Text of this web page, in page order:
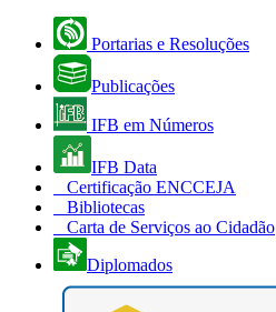
Portarias e Resoluções
Publicações
IFB em Números
IFB Data
Certificação ENCCEJA
Bibliotecas
Carta de Serviços ao Cidadão
Diplomados